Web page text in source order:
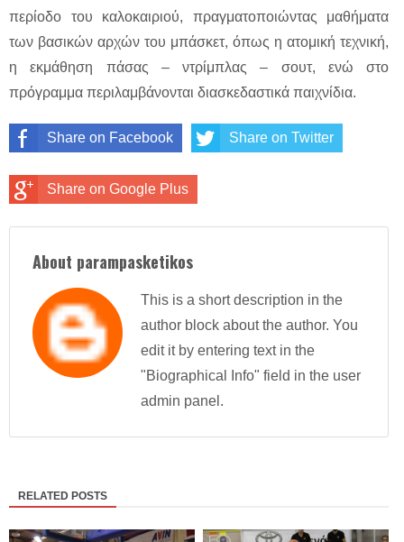
περίοδο του καλοκαιριού, πραγματοποιώντας μαθήματα
των βασικών αρχών του μπάσκετ, όπως η ατομική τεχνική,
η εκμάθηση πάσας – ντρίμπλας – σουτ, ενώ στο
πρόγραμμα περιλαμβάνονται διασκεδαστικά παιχνίδια.
Share on Facebook Share on Twitter
Share on Google Plus
About parampasketikos
This is a short description in the
author block about the author. You
edit it by entering text in the
"Biographical Info" field in the user
admin panel.
RELATED POSTS